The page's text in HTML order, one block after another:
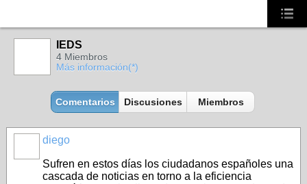
IEDS
4 Miembros
Más información(*)
Comentarios Discusiones Miembros
RESPONS(AA)BLESdiego
Sufren en estos días los ciudadanos españoles una
cascada de noticias en torno a la eficiencia